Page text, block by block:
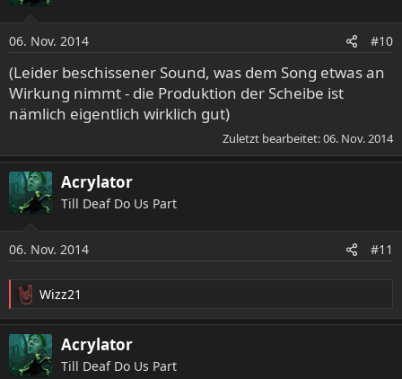
06. Nov. 2014 #10
(Leider beschissener Sound, was dem Song etwas an
Wirkung nimmt - die Produktion der Scheibe ist
nämlich eigentlich wirklich gut)
Zuletzt bearbeitet:06. Nov. 2014
Acrylator
Till Deaf Do Us Part
06. Nov. 2014 #11
R
e
a
k
t
Wizz21
Acrylator
Till Deaf Do Us Part